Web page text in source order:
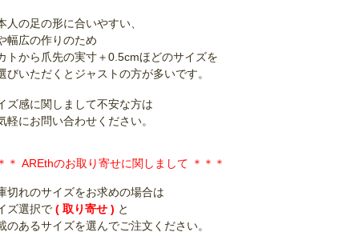
人の足の形に合いやすい、
幅広の作りのため
トから爪先の実寸＋0.5cmほどのサイズを
びいただくとジャストの方が多いです。
ズ感に関しまして不安な方は
軽にお問い合わせください。
＊ AREthのお取り寄せに関しまして ＊＊＊
切れのサイズをお求めの場合は
ズ選択で ( 取り寄せ ) と
のあるサイズを選んでご注文ください。